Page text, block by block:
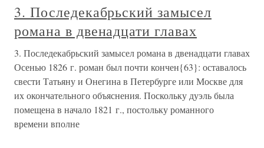
3. Последекабрьский замысел
романа в двенадцати главах
3. Последекабрьский замысел романа в двенадцати главах
Осенью 1826 г. роман был почти кончен{63}: оставалось
свести Татьяну и Онегина в Петербурге или Москве для
их окончательного объяснения. Поскольку дуэль была
помещена в начало 1821 г., постольку романного
времени вполне